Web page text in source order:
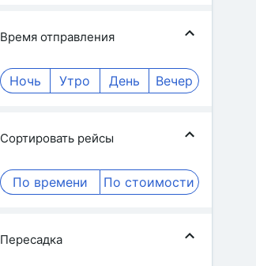
Время отправления
Ночь Утро День Вечер
Сортировать рейсы
По времени По стоимости
Пересадка